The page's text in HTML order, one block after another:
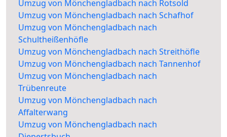
Umzug von Mönchengladbach nach Rotsold
Umzug von Mönchengladbach nach Schafhof
Umzug von Mönchengladbach nach
Schultheißenhöfle
Umzug von Mönchengladbach nach Streithöfle
Umzug von Mönchengladbach nach Tannenhof
Umzug von Mönchengladbach nach
Trübenreute
Umzug von Mönchengladbach nach
Affalterwang
Umzug von Mönchengladbach nach